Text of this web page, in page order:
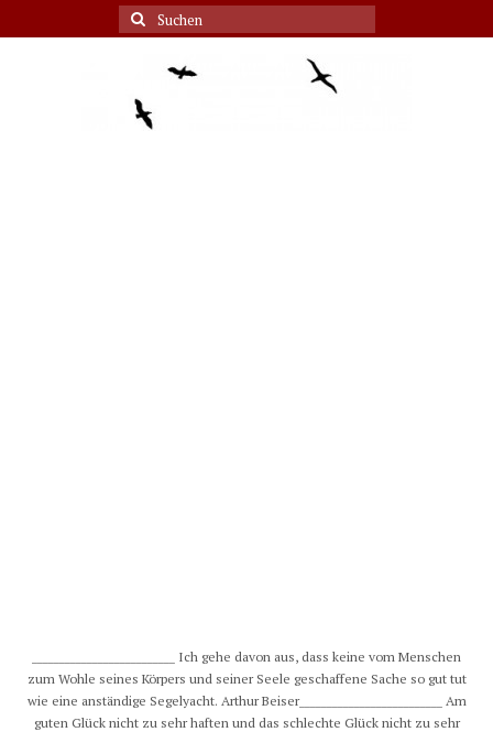
Suche
nach:
__________________________ Ich gehe davon aus, dass keine vom Menschen
zum Wohle seines Körpers und seiner Seele geschaffene Sache so gut tut
wie eine anständige Segelyacht. Arthur Beiser__________________________ Am
guten Glück nicht zu sehr haften und das schlechte Glück nicht zu sehr